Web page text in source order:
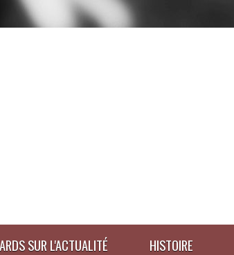
SUR L'ACTUALITÉ HISTOIRE